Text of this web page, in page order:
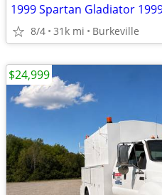
8/4 31k mi Burkeville
$24,999